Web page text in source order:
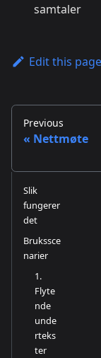
samtaler
Edit this page
Previous
Nettmøte
Slik
fungerer
det
Brukssce
narier
1.
Flyte
nde
unde
rteks
ter